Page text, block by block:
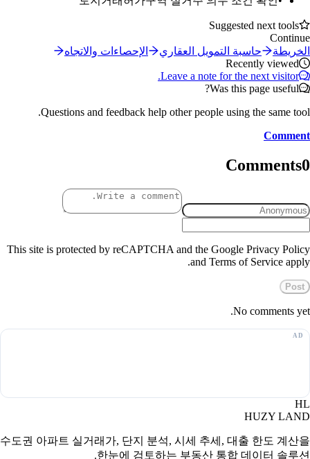
Suggested next tools
Continue
الخريطة
حاسبة التمويل العقاري
الإحصاءات والاتجاه
Recently viewed
Leave a note for the next visitor.
Was this page useful?
Questions and feedback help other people using the same tool.
Comment
Comments0
This site is protected by reCAPTCHA and the Google Privacy Policy
and Terms of Service apply.
Post
No comments yet.
HL
HUZY LAND
수도권 아파트 실거래가, 단지 분석, 시세 추세, 대출 한도 계산을
한눈에 검토하는 부동산 통합 데이터 솔루션.